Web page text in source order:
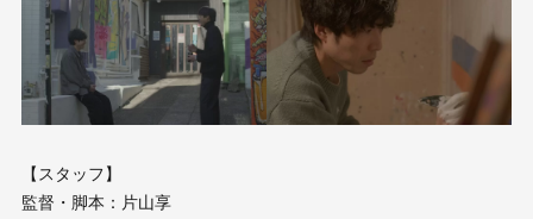
【スタッフ】
監督・脚本：片山享